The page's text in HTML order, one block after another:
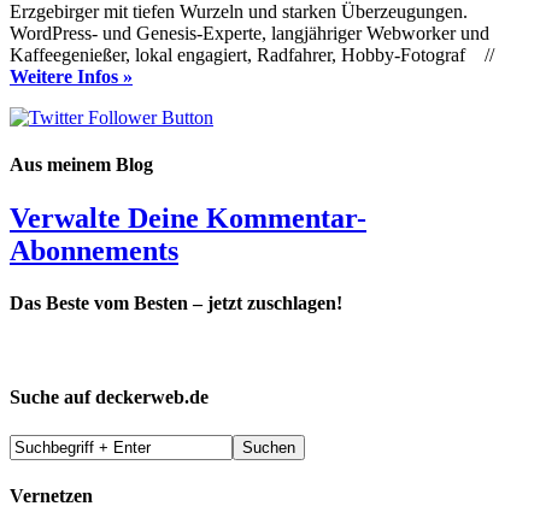
Erzgebirger mit tiefen Wurzeln und starken Überzeugungen.
WordPress- und Genesis-Experte, langjähriger Webworker und
Kaffeegenießer, lokal engagiert, Radfahrer, Hobby-Fotograf //
Weitere Infos »
Aus meinem Blog
Verwalte Deine Kommentar-
Abonnements
Das Beste vom Besten – jetzt zuschlagen!
Suche auf deckerweb.de
Vernetzen